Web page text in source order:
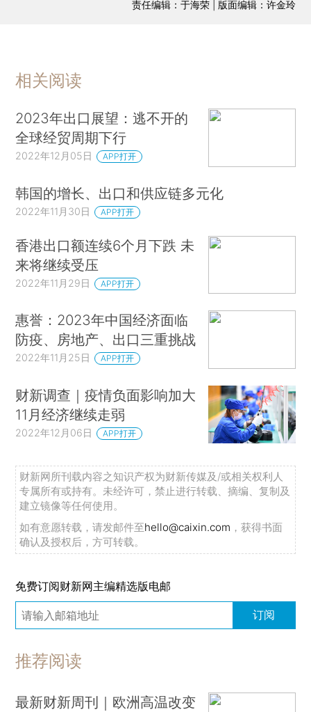
责任编辑：于海荣 | 版面编辑：许金玲
相关阅读
2023年出口展望：逃不开的
全球经贸周期下行
2022年12月05日 APP打开
韩国的增长、出口和供应链多元化
2022年11月30日 APP打开
香港出口额连续6个月下跌 未
来将继续受压
2022年11月29日 APP打开
惠誉：2023年中国经济面临
防疫、房地产、出口三重挑战
2022年11月25日 APP打开
财新调查｜疫情负面影响加大
11月经济继续走弱
2022年12月06日 APP打开
财新网所刊载内容之知识产权为财新传媒及/或相关权利人
专属所有或持有。未经许可，禁止进行转载、摘编、复制及
建立镜像等任何使用。
如有意愿转载，请发邮件至hello@caixin.com ，获得书面
确认及授权后，方可转载。
免费订阅财新网主编精选版电邮
订阅
推荐阅读
最新财新周刊｜欧洲高温改变